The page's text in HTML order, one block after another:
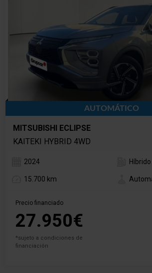
AUTOMÁTICO
MITSUBISHI ECLIPSE
KAITEKI HYBRID 4WD
2024
15.700 km
Precio financiado
27.950€
*sujeto a condiciones de
financiación